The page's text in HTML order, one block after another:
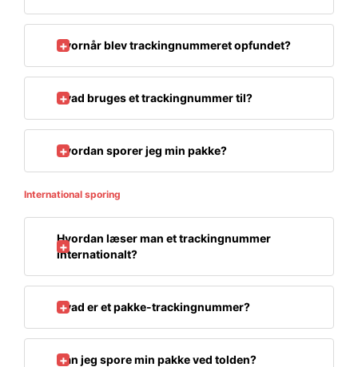
Hvornår blev trackingnummeret opfundet?
Hvad bruges et trackingnummer til?
Hvordan sporer jeg min pakke?
International sporing
Hvordan læser man et trackingnummer
internationalt?
Hvad er et pakke-trackingnummer?
Kan jeg spore min pakke ved tolden?